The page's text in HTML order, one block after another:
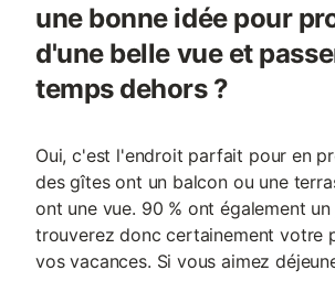
une bonne idée pour
d'une belle vue et
temps dehors ?
Oui, c'est l'endroit parfait pour en
des gîtes ont un balcon ou une
ont une vue. 90 % ont également
trouverez donc certainement votre
vos vacances. Si vous aimez